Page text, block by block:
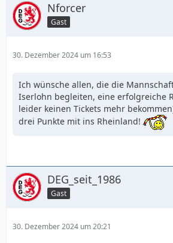
Nforcer
Gast
30. Dezember 2024 um 16:53
Ich wünsche allen, die die
Iserlohn begleiten, eine erfolgreiche
leider keinen Tickets mehr
drei Punkte mit ins Rheinland!
DEG_seit_1986
Gast
30. Dezember 2024 um 20:21